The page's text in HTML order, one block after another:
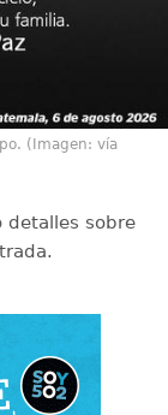
(Imagen: vía
detalles sobre